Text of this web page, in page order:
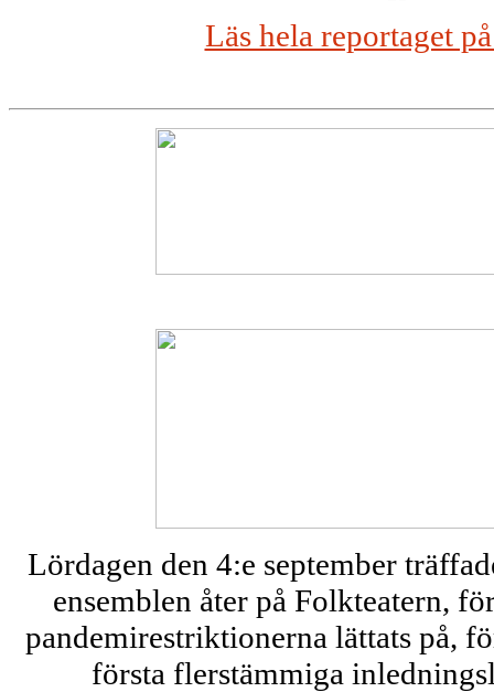
Läs hela reportaget
Lördagen den 4:e september
ensemblen åter på Folkteatern,
pandemirestriktionerna lättats på,
första flerstämmiga